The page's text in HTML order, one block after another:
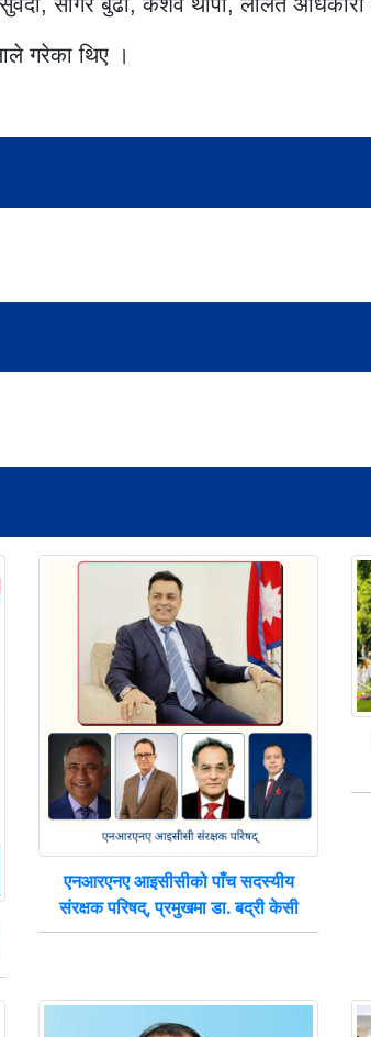
गरेका थिए ।
एनआरएनए आइसीसीको पाँच सदस्यीय
संरक्षक परिषद्, प्रमुखमा डा. बद्री केसी